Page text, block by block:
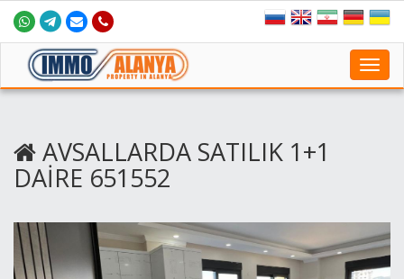
AVSALLARDA SATILIK 1+1
DAİRE 651552